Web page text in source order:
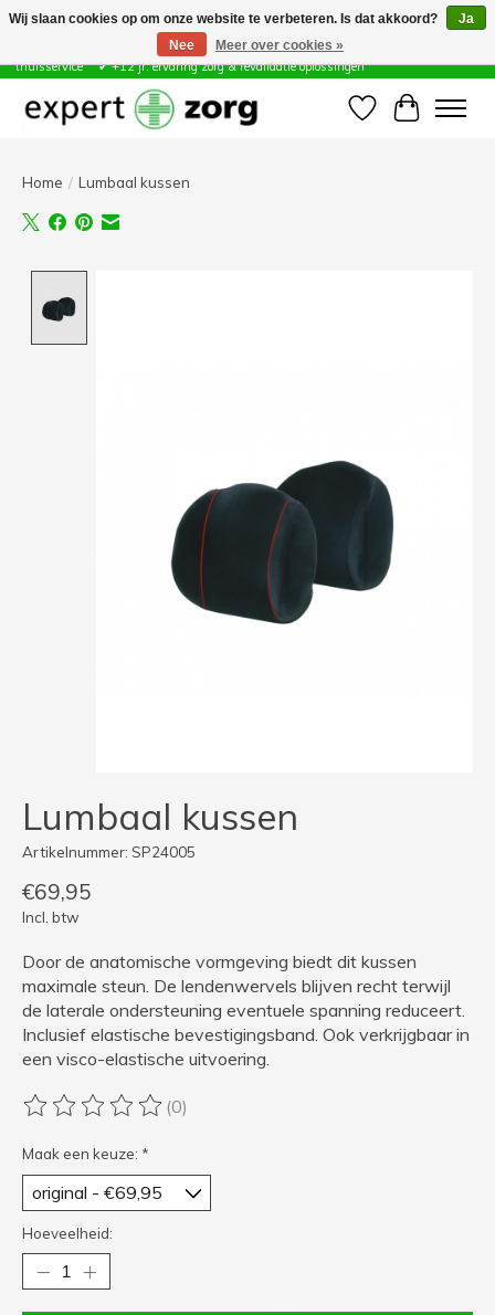
Zorg & Revalidatie Hulpmiddelen ✔ Eigen technische dienst &
thuisservice* ✔ +12 jr. ervaring zorg & revalidatie oplossingen
Verlanglijst
Home / Lumbaal kussen
Lumbaal kussen
Artikelnummer: SP24005
€69,95
Incl. btw
Door de anatomische vormgeving biedt dit kussen
maximale steun. De lendenwervels blijven recht terwijl
de laterale ondersteuning eventuele spanning reduceert.
Inclusief elastische bevestigingsband. Ook verkrijgbaar in
een visco-elastische uitvoering.
De beoordeling van dit product is
(0)
Maak een keuze: *
Hoeveelheid:
Wij slaan cookies op om onze website te verbeteren. Is dat akkoord?
Ja
Nee
Meer over cookies »